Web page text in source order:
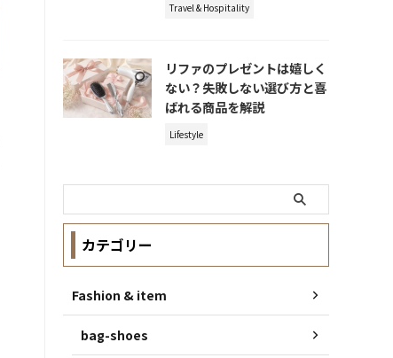
Travel & Hospitality
リファのプレゼントは嬉しく
ない？失敗しない選び方と喜
ばれる商品を解説
Lifestyle
カテゴリー
Fashion & item
bag-shoes